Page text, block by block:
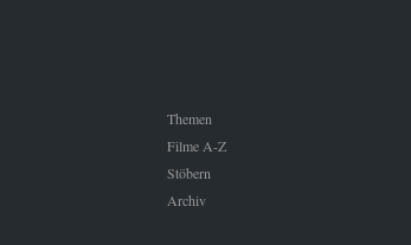
Themen
Filme A-Z
Stöbern
Archiv